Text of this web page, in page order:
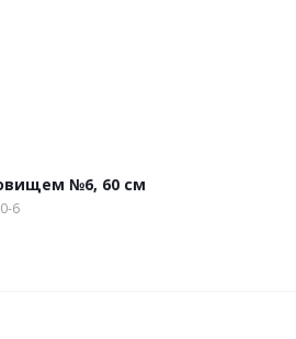
№6, 60 см
6